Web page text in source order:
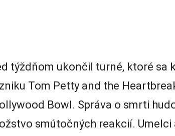
týždňom ukončil turné, ktoré sa
Tom Petty and the
Bowl. Správa o smrti
smútočných reakcií. Umelci